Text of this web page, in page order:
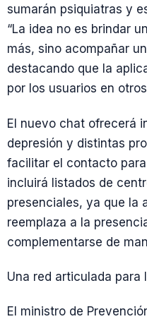
sumarán psiquiatras y
“La idea no es brindar
más, sino acompañar
destacando que la
por los usuarios en
El nuevo chat ofrecerá
depresión y distintas
facilitar el contacto
incluirá listados de
presenciales, ya que la
reemplaza a la
complementarse de
Una red articulada para
El ministro de